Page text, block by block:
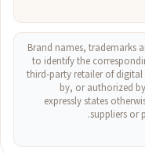
Brand names, trademarks
to identify the
third-party retailer of
by, or authorized
expressly states
suppliers or